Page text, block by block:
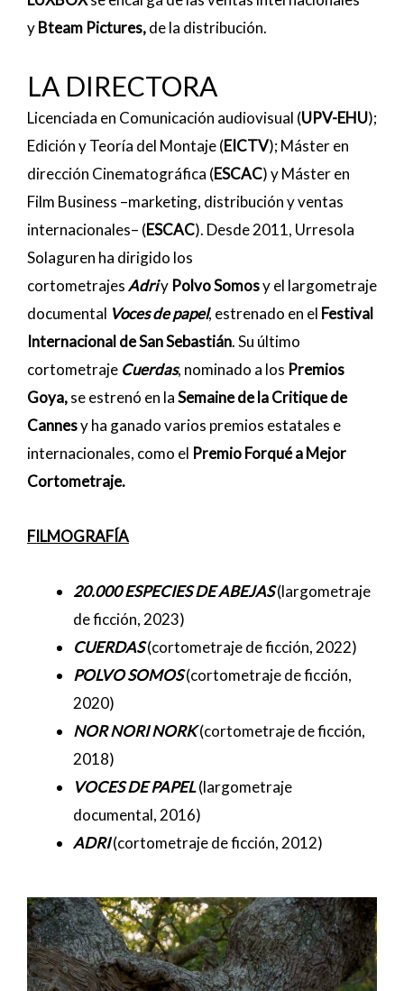
yBteam Pictures,de la distribución.
LA DIRECTORA
Licenciada en Comunicación audiovisual (UPV-EHU);
Edición y Teoría del Montaje (EICTV); Máster en
dirección Cinematográfica (ESCAC) y Máster en
Film Business –marketing, distribución y ventas
internacionales– (ESCAC). Desde 2011, Urresola
Solaguren ha dirigido los
cortometrajesAdriy Polvo Somosy el largometraje
documental Voces de papel, estrenado en el Festival
Internacional de San Sebastián. Su último
cortometraje Cuerdas, nominado a los Premios
Goya,se estrenó en laSemaine de la Critique de
Cannesy ha ganado varios premios estatales e
internacionales, como el Premio Forqué a Mejor
Cortometraje.
FILMOGRAFÍA
20.000 ESPECIES DE ABEJAS(largometraje
de ficción, 2023)
CUERDAS(cortometraje de ficción, 2022)
POLVO SOMOS(cortometraje de ficción,
2020)
NOR NORI NORK(cortometraje de ficción,
2018)
VOCES DE PAPEL(largometraje
documental, 2016)
ADRI(cortometraje de ficción, 2012)